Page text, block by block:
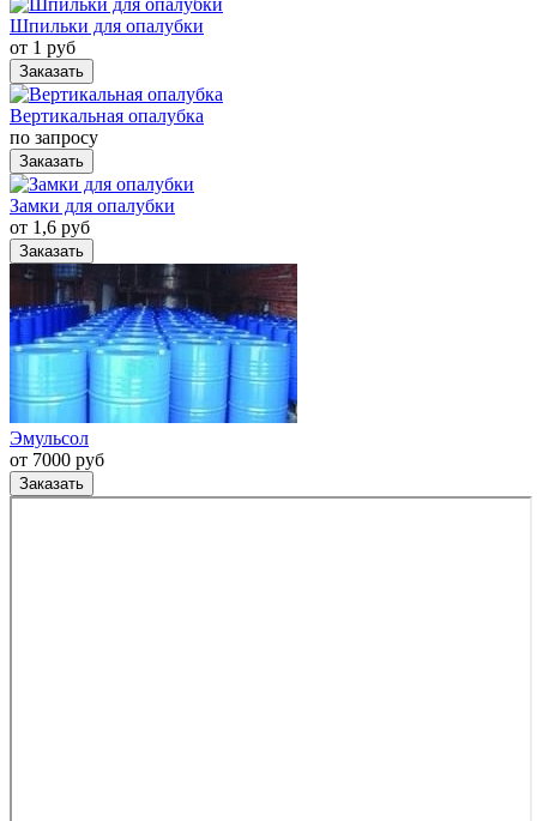
Шпильки для опалубки
от 1 руб
Заказать
Вертикальная опалубка
по запросу
Заказать
Замки для опалубки
от 1,6 руб
Заказать
Эмульсол
от 7000 руб
Заказать